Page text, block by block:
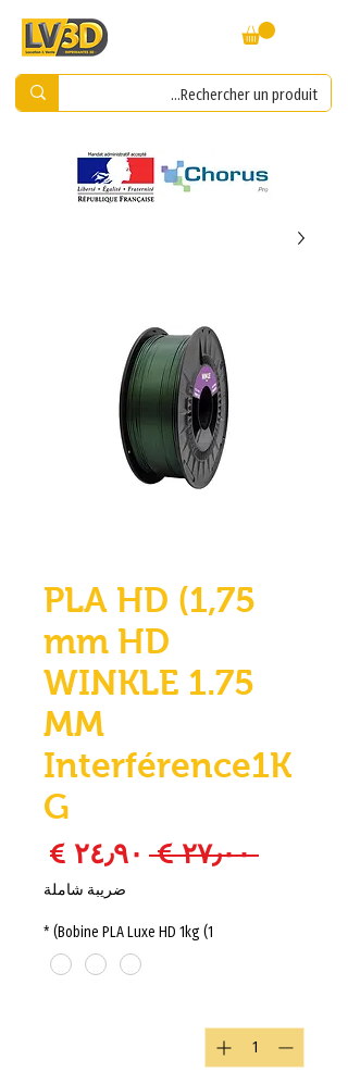
PLA HD (1,75
mm HD
WINKLE 1.75
MM
Interférence1K
G
‏٢٧٫٠٠ € سعر عادي
ضريبة شاملة
Bobine PLA Luxe HD 1kg (1)
*